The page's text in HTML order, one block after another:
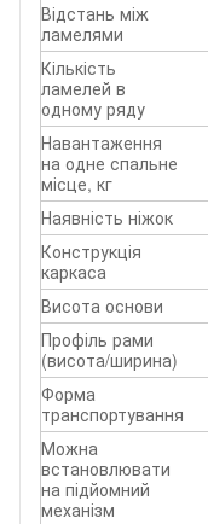
Відстань між
ламелями
Кількість
ламелей в
одному ряду
Навантаження
на одне спальне
місце, кг
Наявність ніжок
Конструкція
каркаса
Висота основи
Профіль рами
(висота/ширина)
Форма
транспортування
Можна
встановлювати
на підйомний
механізм